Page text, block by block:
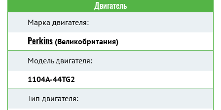
Двигатель
Марка двигателя:
Perkins (Великобритания)
Модель двигателя:
1104A-44TG2
Тип двигателя: